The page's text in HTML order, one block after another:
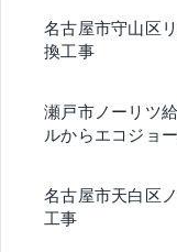
名古屋市守山区
換工事
瀬戸市ノーリツ
ルからエコジョ
名古屋市天白区
工事